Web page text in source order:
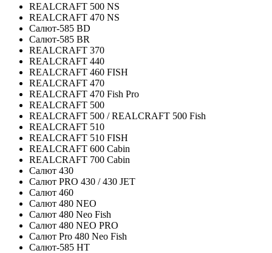
REALCRAFT 500 NS
REALCRAFT 470 NS
Салют-585 BD
Салют-585 BR
REALCRAFT 370
REALCRAFT 440
REALCRAFT 460 FISH
REALCRAFT 470
REALCRAFT 470 Fish Pro
REALCRAFT 500
REALCRAFT 500 / REALCRAFT 500 Fish
REALCRAFT 510
REALCRAFT 510 FISH
REALCRAFT 600 Cabin
REALCRAFT 700 Cabin
Салют 430
Салют PRO 430 / 430 JET
Салют 460
Салют 480 NEO
Салют 480 Neo Fish
Салют 480 NEO PRO
Салют Pro 480 Neo Fish
Салют-585 HT